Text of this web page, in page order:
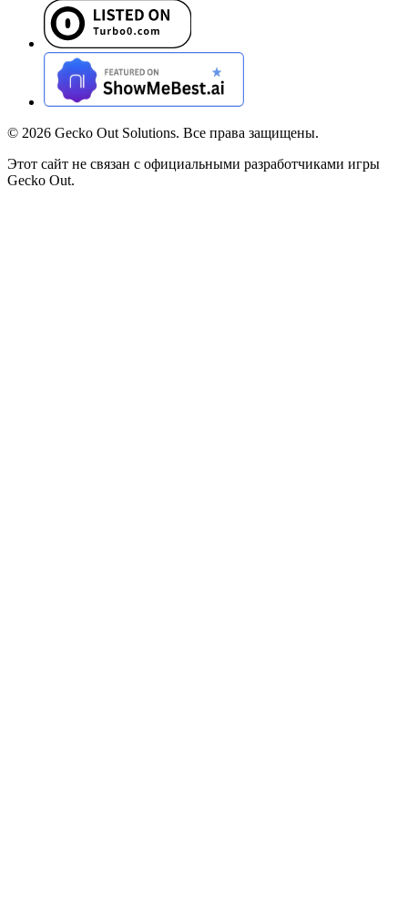
© 2026 Gecko Out Solutions. Все права защищены.
Этот сайт не связан с официальными разработчиками игры
Gecko Out.